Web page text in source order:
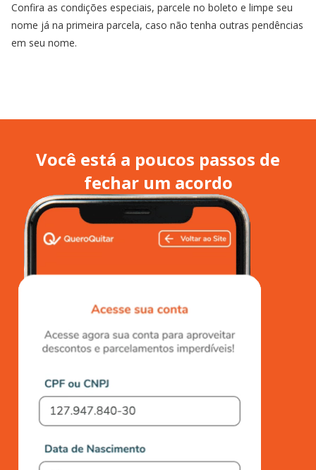
Confira as condições especiais, parcele no boleto e limpe seu
nome já na primeira parcela, caso não tenha outras pendências
em seu nome.
Você está a poucos passos de
fechar um acordo